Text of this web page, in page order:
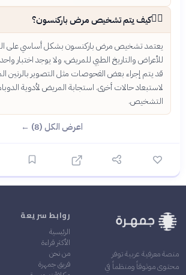
👨‍⚕️كيف يتم تشخيص مرض باركنسون؟
يعتمد تشخيص مرض باركنسون بشكل أساسي على
للأعراض والتاريخ الطبي للمريض، ولا يوجد اختبار
قد يتم إجراء بعض الفحوصات مثل التصوير بالرنين
لاستبعاد حالات أخرى. استجابة المريض لأدوية
التشخيص.
اعرض الكل (8) ←
منصة معرفية عربية توفر
محتوى موثوقاً ومنظماً في
روابط سريعة
الرئيسية
الأكثر قراءة
من نحن
فريق جمهرة